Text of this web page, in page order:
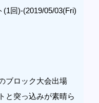
回)-(2019/05/03(Fri)
ブロック大会出場
と突っ込みが素晴ら